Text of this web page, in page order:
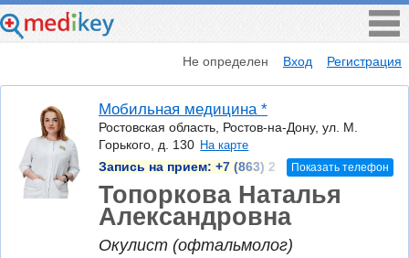
Не определен Вход Регистрация
Мобильная медицина *
Ростовская область, Ростов-на-Дону, ул. М.
Горького, д. 130 На карте
Запись на прием: +7 (863) 2 Показать телефон
Топоркова Наталья
Александровна
Окулист (офтальмолог)